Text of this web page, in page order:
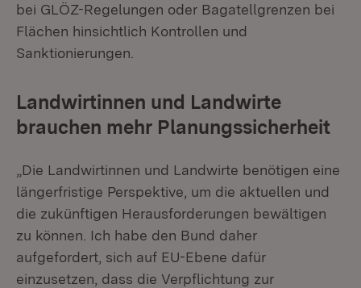
bei GLÖZ-Regelungen oder Bagatellgrenzen bei
Flächen hinsichtlich Kontrollen und
Sanktionierungen.
Landwirtinnen und Landwirte
brauchen mehr Planungssicherheit
„Die Landwirtinnen und Landwirte benötigen eine
längerfristige Perspektive, um die aktuellen und
die zukünftigen Herausforderungen bewältigen
zu können. Ich habe den Bund daher
aufgefordert, sich auf EU-Ebene dafür
einzusetzen, dass die Verpflichtung zur